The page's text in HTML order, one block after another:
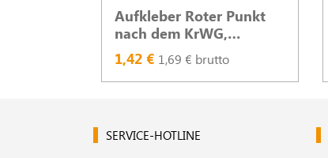
Aufkleber Roter Punkt
nach dem KrWG,
leuchtrot, A5, 2-seitig
1,42 € 1,69 € brutto
SERVICE-HOTLINE